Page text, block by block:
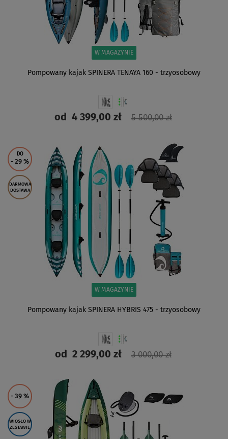
W MAGAZYNIE
Pompowany kajak SPINERA TENAYA 160 - trzyosobowy
od4 399,00 zł 5 500,00 zł
DO
- 29 %
DARMOWA
DOSTAWA
W MAGAZYNIE
Pompowany kajak SPINERA HYBRIS 475 - trzyosobowy
od2 299,00 zł 3 000,00 zł
- 39 %
WIOSŁO W
ZESTAWIE